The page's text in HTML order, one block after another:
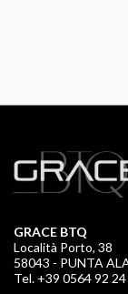
GRACE BTQ
Località Porto, 38
58043 - PUNTA
Tel. +39 0564 92